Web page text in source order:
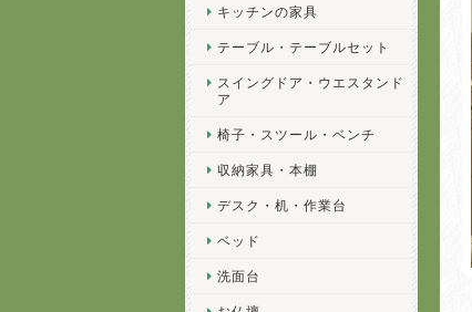
キッチンの家具
テーブル・テーブルセット
スイングドア・ウエスタンド
ア
椅子・スツール・ベンチ
収納家具・本棚
デスク・机・作業台
ベッド
洗面台